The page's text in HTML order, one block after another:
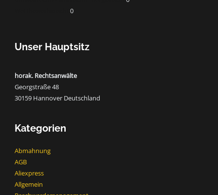
0
Unser Hauptsitz
horak. Rechtsanwälte
Georgstraße 48
30159 Hannover Deutschland
Kategorien
Abmahnung
AGB
Aliexpress
Allgemein